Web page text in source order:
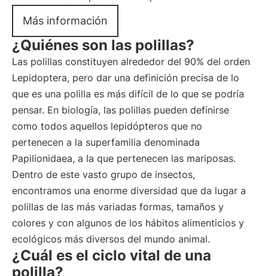
Más información
¿Quiénes son las polillas?
Las polillas constituyen alrededor del 90% del orden
Lepidoptera, pero dar una definición precisa de lo
que es una polilla es más difícil de lo que se podría
pensar. En biología, las polillas pueden definirse
como todos aquellos lepidópteros que no
pertenecen a la superfamilia denominada
Papilionidaea, a la que pertenecen las mariposas.
Dentro de este vasto grupo de insectos,
encontramos una enorme diversidad que da lugar a
polillas de las más variadas formas, tamaños y
colores y con algunos de los hábitos alimenticios y
ecológicos más diversos del mundo animal.
¿Cuál es el ciclo vital de una
polilla?